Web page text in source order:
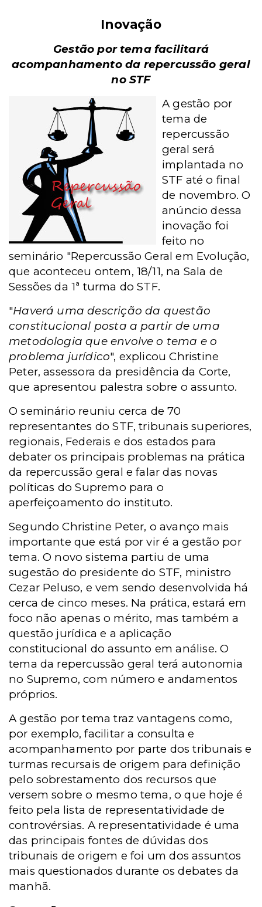
Inovação
Gestão por tema facilitará
acompanhamento da repercussão geral
no STF
A gestão por
tema de
repercussão
geral será
implantada no
STF até o final
de novembro. O
anúncio dessa
inovação foi
feito no
seminário "Repercussão Geral em Evolução,
que aconteceu ontem, 18/11, na Sala de
Sessões da 1ª turma do STF.
"Haverá uma descrição da questão
constitucional posta a partir de uma
metodologia que envolve o tema e o
problema jurídico", explicou Christine
Peter, assessora da presidência da Corte,
que apresentou palestra sobre o assunto.
O seminário reuniu cerca de 70
representantes do STF, tribunais superiores,
regionais, Federais e dos estados para
debater os principais problemas na prática
da repercussão geral e falar das novas
políticas do Supremo para o
aperfeiçoamento do instituto.
Segundo Christine Peter, o avanço mais
importante que está por vir é a gestão por
tema. O novo sistema partiu de uma
sugestão do presidente do STF, ministro
Cezar Peluso, e vem sendo desenvolvida há
cerca de cinco meses. Na prática, estará em
foco não apenas o mérito, mas também a
questão jurídica e a aplicação
constitucional do assunto em análise. O
tema da repercussão geral terá autonomia
no Supremo, com número e andamentos
próprios.
A gestão por tema traz vantagens como,
por exemplo, facilitar a consulta e
acompanhamento por parte dos tribunais e
turmas recursais de origem para definição
pelo sobrestamento dos recursos que
versem sobre o mesmo tema, o que hoje é
feito pela lista de representatividade de
controvérsias. A representatividade é uma
das principais fontes de dúvidas dos
tribunais de origem e foi um dos assuntos
mais questionados durante os debates da
manhã.